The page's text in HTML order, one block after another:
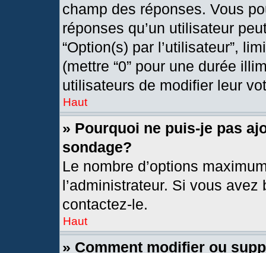
champ des réponses. Vous
réponses qu’un utilisateur
“Option(s) par l’utilisateur”,
(mettre “0” pour une durée
utilisateurs de modifier leur
Haut
» Pourquoi ne puis-je pas
sondage?
Le nombre d’options
l’administrateur. Si vous
contactez-le.
Haut
» Comment modifier ou